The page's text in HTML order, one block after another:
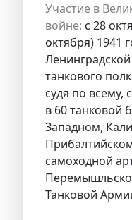
Участие в
войне: с 28
октября) 1941
танкового
судя по всему,
в 60 танковой
Западном,
самоходной
Танковой